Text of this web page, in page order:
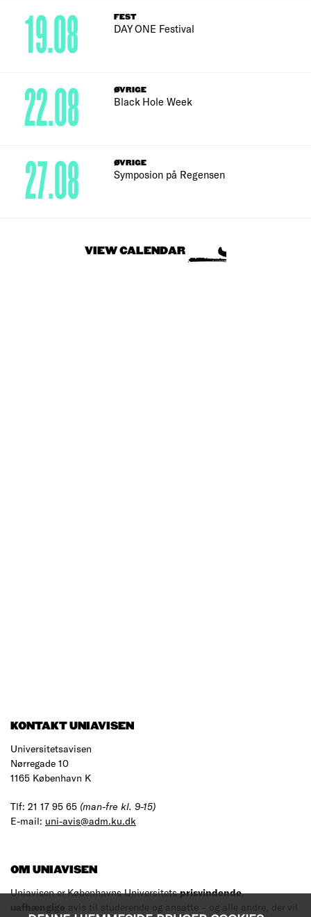
FEST
DAY ONE Festival
19.08
ØVRIGE
Black Hole Week
22.08
ØVRIGE
Symposion på Regensen
27.08
VIEW CALENDAR
KONTAKT UNIAVISEN
Universitetsavisen
Nørregade 10
1165 København K
Tlf: 21 17 95 65 (man-fre kl. 9-15)
E-mail: uni-avis@adm.ku.dk
OM UNIAVISEN
Uniavisen er Københavns Universitetsprisvindende,
uafhængige avis til studerende og ansatte – og alle andre, der vil